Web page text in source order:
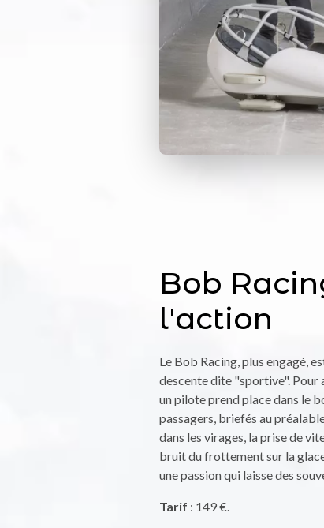
Bob
l'action
Le Bob Racing, plus engagé,
descente dite "sportive". Pour
un pilote prend place dans le
passagers, briefés au
dans les virages, la prise de
bruit du frottement sur la
une passion qui laisse des
Tarif : 149 €.